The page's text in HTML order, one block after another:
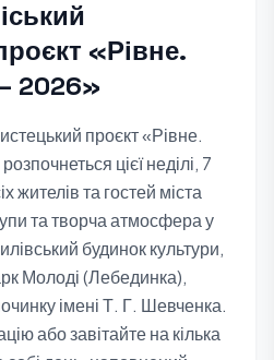
«Рівне.
2026»
проєкт «Рівне.
цієї неділі, 7
жителів та гостей міста
та творча атмосфера у
будинок культури,
Молоді (Лебединка),
імені Т. Г. Шевченка.
або завітайте на кілька